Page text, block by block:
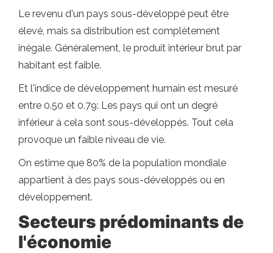
Le revenu d'un pays sous-développé peut être
élevé, mais sa distribution est complètement
inégale. Généralement, le produit intérieur brut par
habitant est faible.
Et l'indice de développement humain est mesuré
entre 0.50 et 0.79: Les pays qui ont un degré
inférieur à cela sont sous-développés. Tout cela
provoque un faible niveau de vie.
On estime que 80% de la population mondiale
appartient à des pays sous-développés ou en
développement.
Secteurs prédominants de
l'économie